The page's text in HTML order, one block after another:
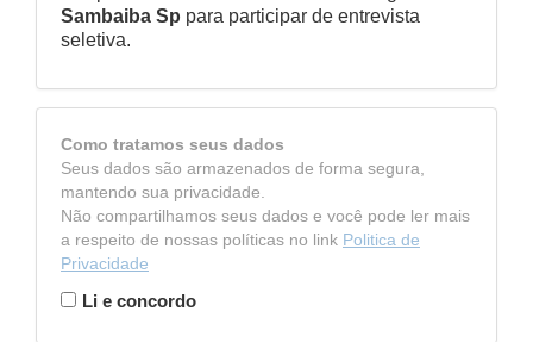
Sambaiba Sp para participar de entrevista
seletiva.
Como tratamos seus dados
Seus dados são armazenados de forma segura,
mantendo sua privacidade.
Não compartilhamos seus dados e você pode ler mais
a respeito de nossas políticas no link Politica de
Privacidade
Li e concordo